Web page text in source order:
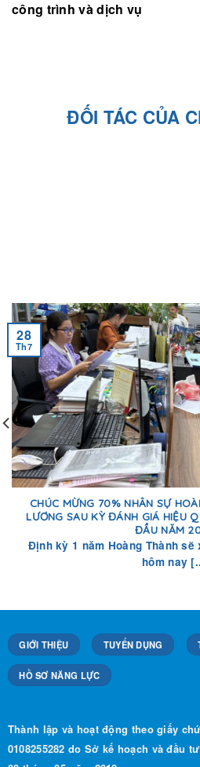
CHÚC MỪNG 70% NHÂN SỰ
LƯƠNG SAU KỲ ĐÁNH GIÁ HIỆU
ĐẦU NĂM
Định kỳ 1 năm Hoàng Thành
hôm nay
28
Th7
HỒ SƠ NĂNG LỰC
0108255282 do Sở kế hoạch và đầu
03 tháng 05 năm 2018.